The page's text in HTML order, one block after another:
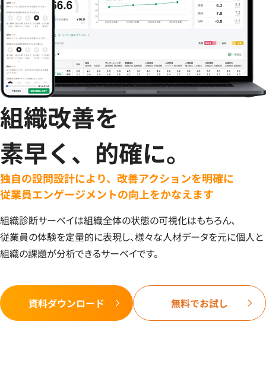
組織改善を
素早く、的確に。
独自の設問設計により、改善アクションを明確に
従業員エンゲージメントの向上をかなえます
組織診断サーベイは組織全体の状態の可視化はもちろん、
従業員の体験を定量的に表現し、様々な人材データを元に個人と
組織の課題が分析できるサーベイです。
資料ダウンロード 無料でお試し